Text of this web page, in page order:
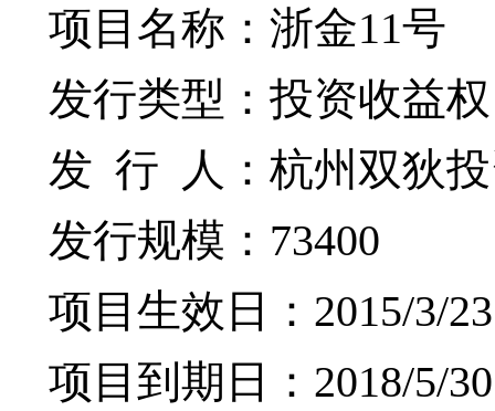
项目名称：浙金11号
发行类型：投资收益权
发 行 人：杭州双狄
发行规模：73400
项目生效日：2015/3/23
项目到期日：2018/5/30